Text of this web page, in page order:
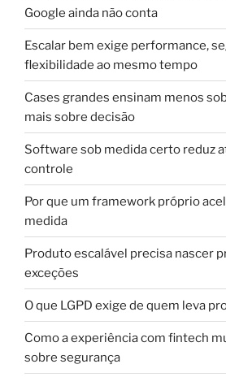
Google ainda não conta
Escalar bem exige performance,
flexibilidade ao mesmo tempo
Cases grandes ensinam menos
mais sobre decisão
Software sob medida certo reduz
controle
Por que um framework próprio
medida
Produto escalável precisa nascer
exceções
O que LGPD exige de quem leva
Como a experiência com fintech
sobre segurança